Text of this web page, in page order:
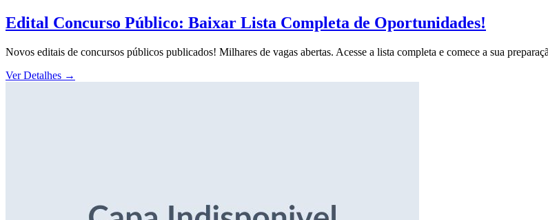
Edital Concurso Público: Baixar Lista Completa de Oportunidades!
Novos editais de concursos públicos publicados! Milhares de vagas abertas. Acesse a lista completa e comece a sua
Ver Detalhes →